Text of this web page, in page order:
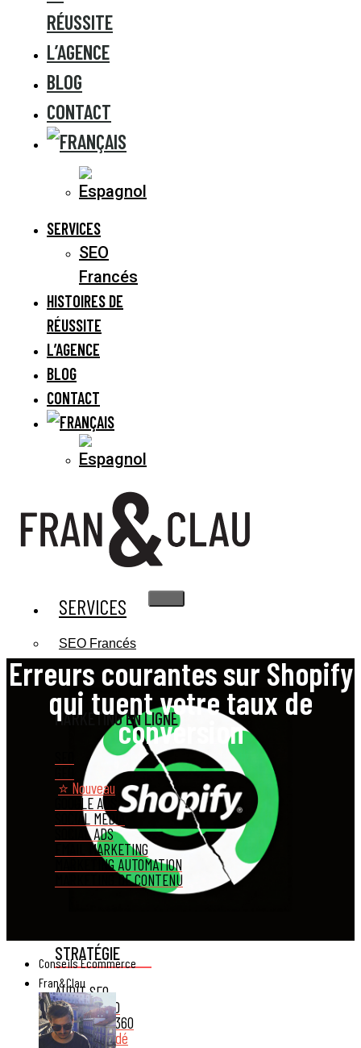
RÉUSSITE
L’AGENCE
BLOG
CONTACT
SERVICES
SEO
Francés
HISTOIRES DE
RÉUSSITE
L’AGENCE
BLOG
CONTACT
SERVICES
SEO Francés
MARKETING EN LIGNE
⭐ Nouveau
GOOGLE ADS
SOCIAL MEDIA
SOCIAL ADS
EMAIL MARKETING
MARKETING AUTOMATION
MARKETING DE CONTENU
STRATÉGIE
AUDIT SEO
CONSEIL SEO
STRATÉGIE 360
Recommandé
Erreurs courantes sur Shopify
qui tuent votre taux de
conversion
Conseils Ecommerce
Fran&Clau